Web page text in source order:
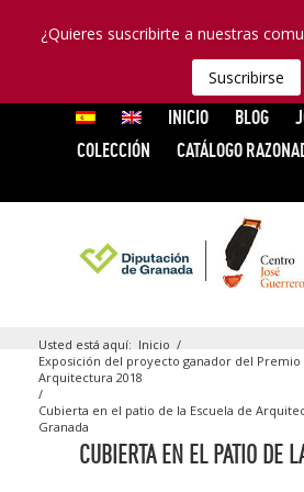
¿Quieres suscribirte a nuestras
Suscribirse
INICIO BLOG
COLECCIÓN
CATÁLOGO
Usted está aquí: Inicio /
Exposición del proyecto ganador del Premio
Arquitectura 2018
/
Cubierta en el patio de la Escuela de
Granada
CUBIERTA EN EL PATIO DE